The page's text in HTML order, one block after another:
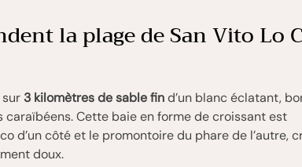
la plage de San Vito Lo
3 kilomètres de sable find’un blanc éclatant,
caraïbéens. Cette baie en forme de croissant est
d’un côté et le promontoire du phare de l’autre,
doux.